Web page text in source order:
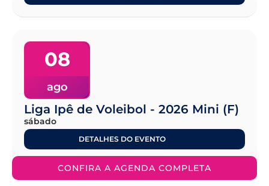
08
ago
Liga Ipê de Voleibol - 2026 Mini (F)
sábado
DETALHES DO EVENTO
CONFIRA A AGENDA COMPLETA